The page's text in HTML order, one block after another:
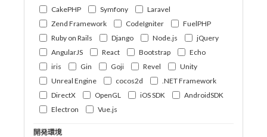
CakePHP
Symfony
Laravel
Zend Framework
CodeIgniter
FuelPHP
Ruby on Rails
Django Node.js
jQuery
AngularJS
React Bootstrap
Echo
iris
Gin Goji Revel
Unity
Unreal Engine
cocos2d
.NET Framework
DirectX
OpenGL iOS SDK
AndroidSDK
Electron
Vue.js
開発環境